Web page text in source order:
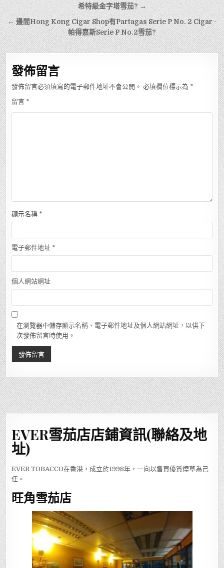
章
導
覽
希特級金字塔雪茄? →
← 邊間Hong Kong Cigar Shop有Partagas Serie P No. 2 Cigar -
帕得嘉斯Serie P No.2雪茄?
發佈留言
發佈留言必須填寫的電子郵件地址不會公開。 必填欄位標示為 *
留言 *
顯示名稱 *
電子郵件地址 *
個人網站網址
在瀏覽器中儲存顯示名稱、電子郵件地址及個人網站網址，以供下
次發佈留言時使用。
EVER雪茄店店鋪資訊(聯絡及地
址)
EVER TOBACCO在香港，成立於1998年，一向以售買優質煙草為己
任。
旺角雪茄店